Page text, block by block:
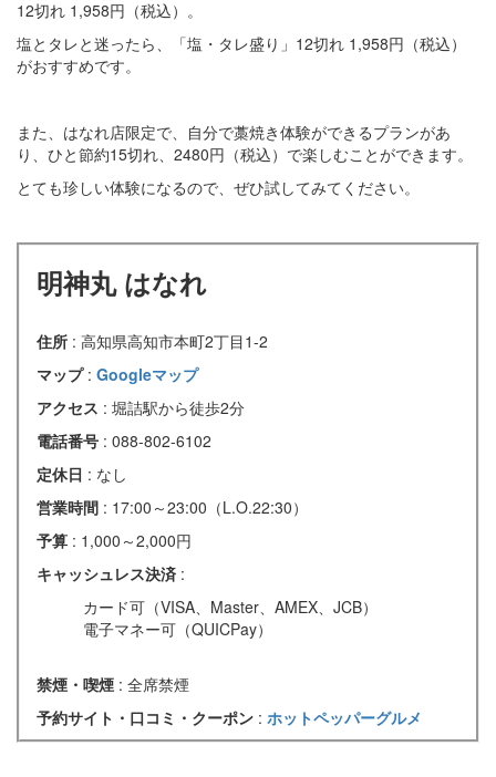
12切れ 1,958円（税込）。
塩とタレと迷ったら、「塩・タレ盛り」12切れ 1,958円（税込）
がおすすめです。
また、はなれ店限定で、自分で藁焼き体験ができるプランがあ
り、ひと節約15切れ、2480円（税込）で楽しむことができます。
とても珍しい体験になるので、ぜひ試してみてください。
明神丸 はなれ
住所 : 高知県高知市本町2丁目1-2
マップ : Googleマップ
アクセス : 堀詰駅から徒歩2分
電話番号 : 088-802-6102
定休日 : なし
営業時間 : 17:00～23:00（L.O.22:30）
予算 : 1,000～2,000円
キャッシュレス決済 :
カード可（VISA、Master、AMEX、JCB）
電子マネー可（QUICPay）
禁煙・喫煙 : 全席禁煙
予約サイト・口コミ・クーポン : ホットペッパーグルメ